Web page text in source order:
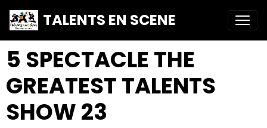
TALENTS EN SCENE
5 SPECTACLE THE
GREATEST TALENTS
SHOW 23